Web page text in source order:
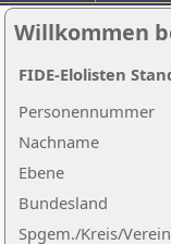
Willkommen
Nachname
Ebene
Personennummer
Bundesland
Spgem./Kreis/Verein
FIDE-Elolisten